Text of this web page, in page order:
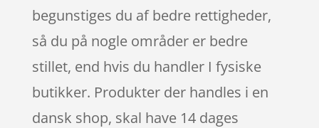
begunstiges du af bedre rettigheder,
så du på nogle områder er bedre
stillet, end hvis du handler I fysiske
butikker. Produkter der handles i en
dansk shop, skal have 14 dages